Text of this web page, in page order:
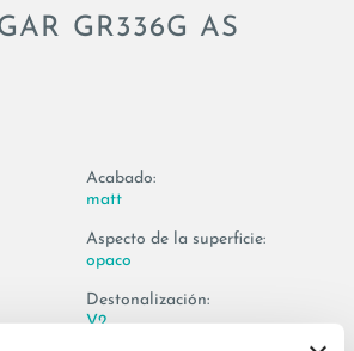
GR336G AS
Acabado:
matt
Aspecto de la superficie:
opaco
Destonalización:
V2